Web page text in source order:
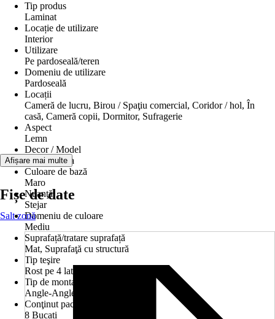
Tip produs
Laminat
Locație de utilizare
Interior
Utilizare
Pe pardoseală/teren
Domeniu de utilizare
Pardoseală
Locații
Cameră de lucru, Birou / Spaţiu comercial, Coridor / hol, În
casă, Cameră copii, Dormitor, Sufragerie
Aspect
Lemn
Decor / Model
Tip dușumea
Culoare de bază
Maro
Nuanţă
Stejar
Domeniu de culoare
Mediu
Suprafață/tratare suprafață
Mat, Suprafaţă cu structură
Tip teşire
Rost pe 4 laturi
Tip de montaj
Angle-Angle
Conţinut pachet
8 Bucati
Afișare mai multe
Fișe de date
Salt zonă